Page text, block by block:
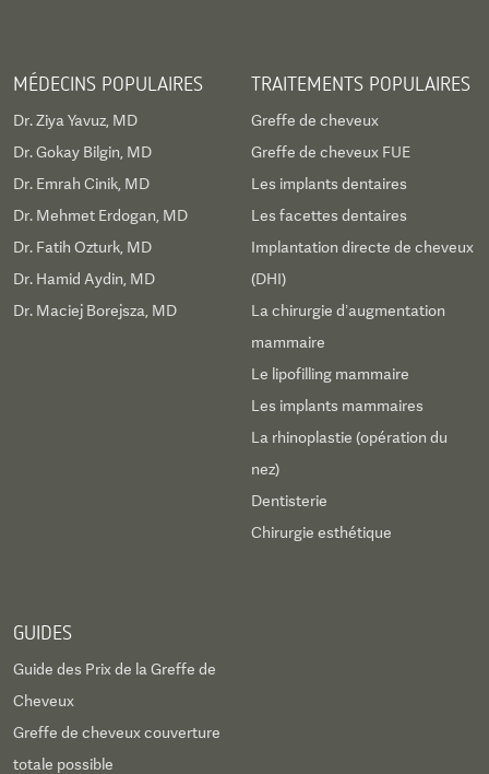
MÉDECINS POPULAIRES
Dr. Ziya Yavuz, MD
Dr. Gokay Bilgin, MD
Dr. Emrah Cinik, MD
Dr. Mehmet Erdogan, MD
Dr. Fatih Ozturk, MD
Dr. Hamid Aydin, MD
Dr. Maciej Borejsza, MD
TRAITEMENTS POPULAIRES
Greffe de cheveux
Greffe de cheveux FUE
Les implants dentaires
Les facettes dentaires
Implantation directe de cheveux
(DHI)
La chirurgie d’augmentation
mammaire
Le lipofilling mammaire
Les implants mammaires
La rhinoplastie (opération du
nez)
Dentisterie
Chirurgie esthétique
GUIDES
Guide des Prix de la Greffe de
Cheveux
Greffe de cheveux couverture
totale possible